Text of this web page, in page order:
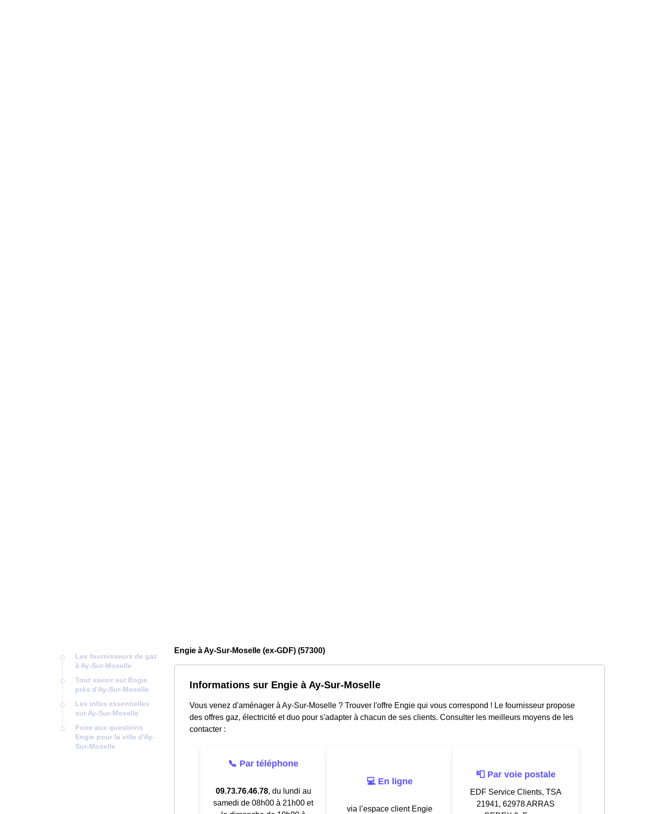
Les fournisseurs de gaz
à Ay-Sur-Moselle
Tout savoir sur Engie
près d'Ay-Sur-Moselle
Les infos essentielles
sur Ay-Sur-Moselle
Foire aux questions
Engie pour la ville d'Ay-
Sur-Moselle
Engie à Ay-Sur-Moselle (ex-GDF) (57300)
Informations sur Engie à Ay-Sur-Moselle
Vous venez d'aménager à Ay-Sur-Moselle ? Trouver l'offre Engie qui vous correspond ! Le fournisseur propose
des offres gaz, électricité et duo pour s'adapter à chacun de ses clients. Consulter les meilleurs moyens de les
contacter :
📞 Par téléphone
09.73.76.46.78, du lundi au
samedi de 08h00 à 21h00 et
💻 En ligne
via l’espace client Engie
📮 Par voie postale
EDF Service Clients, TSA
21941, 62978 ARRAS